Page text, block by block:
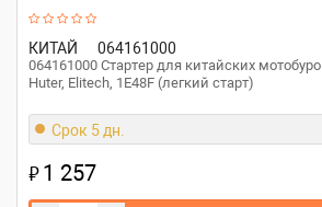
КИТАЙ 064161000
064161000 Стартер для китайских
Huter, Elitech, 1E48F (легкий старт)
Срок 5 дн.
₽1 257